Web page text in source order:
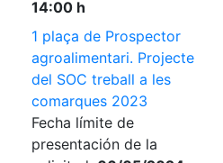
14:00 h
1 plaça de Prospector
agroalimentari. Projecte
del SOC treball a les
comarques 2023
Fecha límite de
presentación de la